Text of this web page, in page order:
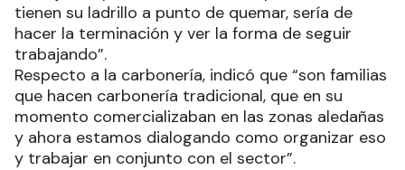
tienen su ladrillo a punto de quemar, sería de
hacer la terminación y ver la forma de seguir
trabajando”.
Respecto a la carbonería, indicó que “son familias
que hacen carbonería tradicional, que en su
momento comercializaban en las zonas aledañas
y ahora estamos dialogando como organizar eso
y trabajar en conjunto con el sector”.